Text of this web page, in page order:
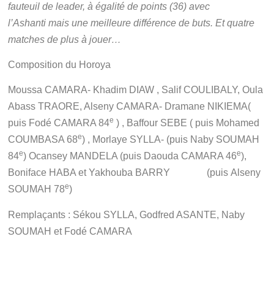
fauteuil de leader, à égalité de points (36) avec
l’Ashanti mais une meilleure différence de buts. Et quatre
matches de plus à jouer…
Composition du Horoya
Moussa CAMARA- Khadim DIAW , Salif COULIBALY, Oula
Abass TRAORE, Alseny CAMARA- Dramane NIKIEMA(
puis Fodé CAMARA 84e ) , Baffour SEBE ( puis Mohamed
COUMBASA 68e) , Morlaye SYLLA- (puis Naby SOUMAH
84e) Ocansey MANDELA (puis Daouda CAMARA 46e),
Boniface HABA et Yakhouba BARRY (puis Alseny
SOUMAH 78e)
Remplaçants : Sékou SYLLA, Godfred ASANTE, Naby
SOUMAH et Fodé CAMARA